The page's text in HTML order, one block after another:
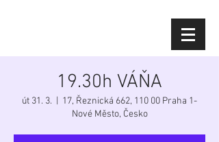
19.30h VÁŇA
út 31. 3.
17, Řeznická 662, 110 00 Praha 1-
Nové Město, Česko